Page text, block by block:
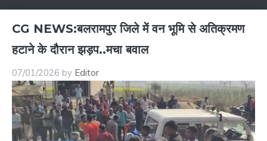
CG NEWS:बलरामपुर जिले में वन भूमि से अतिक्रमण
हटाने के दौरान झड़प..मचा बवाल
07/01/2026 by Editor